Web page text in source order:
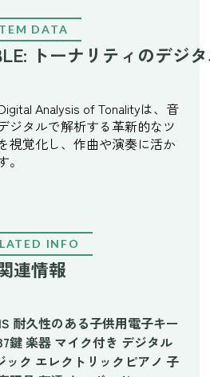
DATA
トーナリティのデジ
Analysis of Tonalityは、音
ジタルで解析する革新的なツ
視覚化し、作曲や演奏に活か
INFO
連情報
耐久性のある子供用電子キー
鍵 楽器 マイク付き デジタル
ック エレクトリックピアノ 子